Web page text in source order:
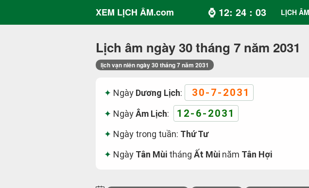
XEM LỊCH ÂM.com ⌚ 12: 24 : 03 LỊCH
Lịch âm ngày 30 tháng 7 năm 2031
lịch vạn niên ngày 30 tháng 7 năm 2031
Ngày Dương Lịch: 30-7-2031
NgàyÂm Lịch: 12-6-2031
Ngày trong tuần: Thứ Tư
Ngày Tân Mùi tháng Ất Mùi năm Tân Hợi